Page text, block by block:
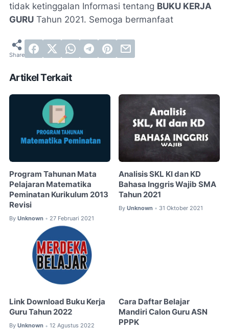
tidak ketinggalan Informasi tentang BUKU KERJA
GURU Tahun 2021. Semoga bermanfaat
Artikel Terkait
Program Tahunan Mata
Pelajaran Matematika
Peminatan Kurikulum 2013
Revisi
By Unknown • 27 Februari 2021
Analisis SKL KI dan KD
Bahasa Inggris Wajib SMA
Tahun 2021
By Unknown • 31 Oktober 2021
Link Download Buku Kerja
Guru Tahun 2022
By Unknown • 12 Agustus 2022
Cara Daftar Belajar
Mandiri Calon Guru ASN
PPPK